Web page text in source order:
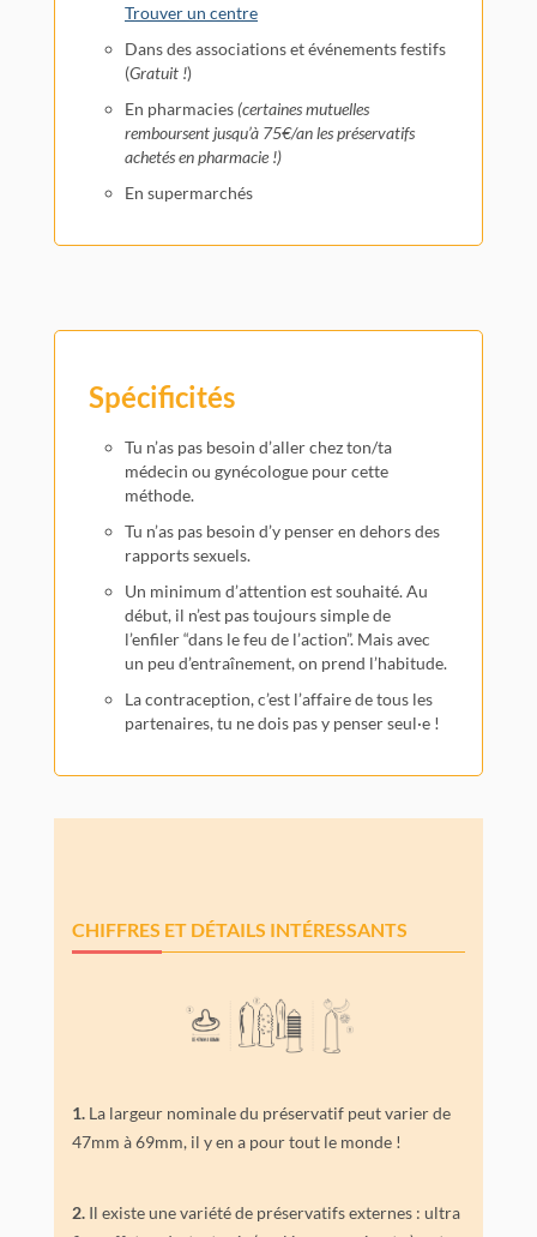
Trouver un centre
Dans des associations et événements festifs
(Gratuit !)
En pharmacies (certaines mutuelles
remboursent jusqu’à 75€/an les préservatifs
achetés en pharmacie !)
En supermarchés
Spécificités
Tu n’as pas besoin d’aller chez ton/ta
médecin ou gynécologue pour cette
méthode.
Tu n’as pas besoin d’y penser en dehors des
rapports sexuels.
Un minimum d’attention est souhaité. Au
début, il n’est pas toujours simple de
l’enfiler “dans le feu de l’action”. Mais avec
un peu d’entraînement, on prend l’habitude.
La contraception, c’est l’affaire de tous les
partenaires, tu ne dois pas y penser seul·e !
CHIFFRES ET DÉTAILS INTÉRESSANTS
1. La largeur nominale du préservatif peut varier de
47mm à 69mm, il y en a pour tout le monde !
2. Il existe une variété de préservatifs externes : ultra